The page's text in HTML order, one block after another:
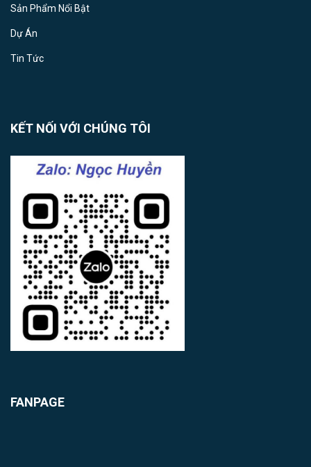
Sản Phẩm Nổi Bật
Dự Án
Tin Tức
KẾT NỐI VỚI CHÚNG TÔI
FANPAGE